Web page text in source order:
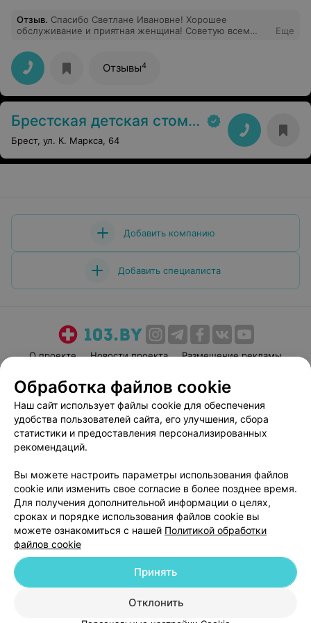
остался. Обращаться больше к ним не хочется.
Отзыв. Спасибо Светлане Ивановне! Хорошее
обслуживание и приятная женщина! Советую всем
лечить зубы.
Еще
Отзывы4
Брестская детская стоматологическая поликлиника филиал №1
Брест, ул. К. Маркса, 64
Добавить компанию
Добавить специалиста
О проекте Новости проекта
Размещение рекламы
Пользовательское соглашение
Способы оплаты
Вакансии
Партнеры
Написать руководителю 103.by
Персональные настройки cookie
Обработка персональных данных
© 2026 ООО «Артокс Лаб», УНП 191700409| 220012, Республика Беларусь,
г. Минск, улица Толбухина, 2, пом. 16 | help@103.by
Обработка файлов cookie
Наш сайт использует файлы cookie для обеспечения
удобства пользователей сайта, его улучшения, сбора
статистики и предоставления персонализированных
рекомендаций.
Вы можете настроить параметры использования файлов
cookie или изменить свое согласие в более позднее время.
Для получения дополнительной информации о целях,
сроках и порядке использования файлов cookie вы
можете ознакомиться с нашей Политикой обработки
файлов cookie
Отклонить
Принять